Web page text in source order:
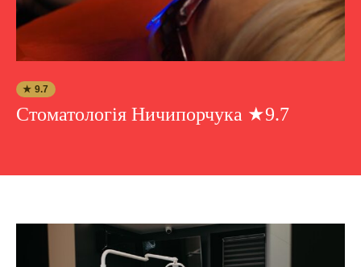
★ 9.7
Стоматологія Ничипорчука ★9.7